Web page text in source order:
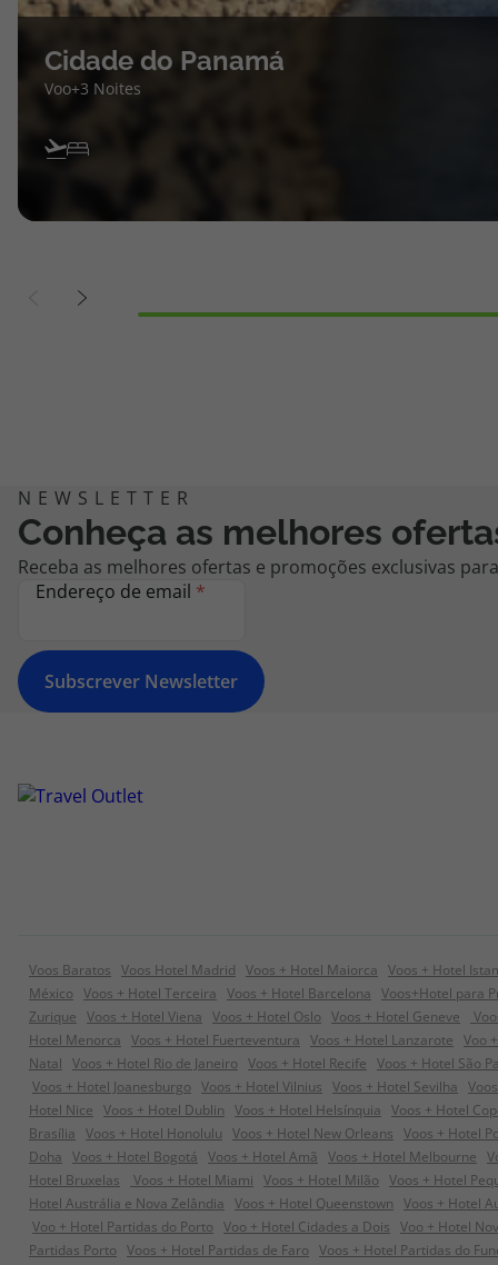
Cidade do Panamá
Voo+3 Noites
Conheça as melhores
Receba as melhores ofertas e promoções exclusivas
Endereço de email *
Subscrever Newsletter
Voos Baratos Voos Hotel Madrid Voos + Hotel Maiorca Voos + Hotel
México Voos + Hotel Terceira Voos + Hotel Barcelona Voos+Hotel para
Zurique Voos + Hotel Viena Voos + Hotel Oslo Voos + Hotel Geneve
Hotel Menorca Voos + Hotel Fuerteventura Voos + Hotel Lanzarote Voo
Natal Voos + Hotel Rio de Janeiro Voos + Hotel Recife Voos + Hotel São
Voos + Hotel Joanesburgo Voos + Hotel Vilnius Voos + Hotel Sevilha
Hotel Nice Voos + Hotel Dublin Voos + Hotel Helsínquia Voos + Hotel
Brasília Voos + Hotel Honolulu Voos + Hotel New Orleans Voos + Hotel
Doha Voos + Hotel Bogotá Voos + Hotel Amã Voos + Hotel Melbourne
Hotel Bruxelas
Voos + Hotel Miami Voos + Hotel Milão Voos + Hotel
Hotel Austrália e Nova Zelândia Voos + Hotel Queenstown Voos + Hotel
Voo + Hotel Partidas do Porto Voo + Hotel Cidades a Dois Voo + Hotel
Partidas Porto Voos + Hotel Partidas de Faro Voos + Hotel Partidas do